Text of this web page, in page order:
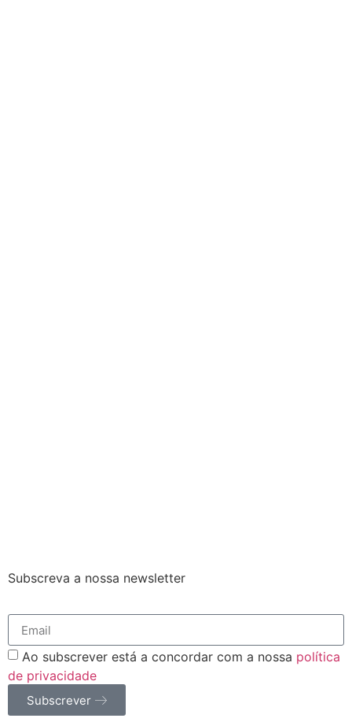
Subscreva a nossa newsletter
Ao subscrever está a concordar com a nossa política
de privacidade
Subscrever